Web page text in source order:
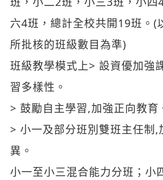
六4班，總計全校共開19班。(
所批核的班級數目為準)
班級教學模式上> 設資優加強
習多樣性。
> 鼓勵自主學習,加強正向教育
> 小一及部分班別雙班主任制,
異。
小一至小三混合能力分班；小